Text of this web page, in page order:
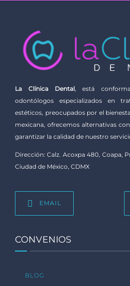
La Clínica Dental, está
odontólogos especializados en
estéticos, preocupados por el
mexicana, ofrecemos alternativas
garantizar la calidad de nuestro
Dirección: Calz. Acoxpa 480, Coapa,
Ciudad de México, CDMX
EMAIL
CONVENIOS
BLOG